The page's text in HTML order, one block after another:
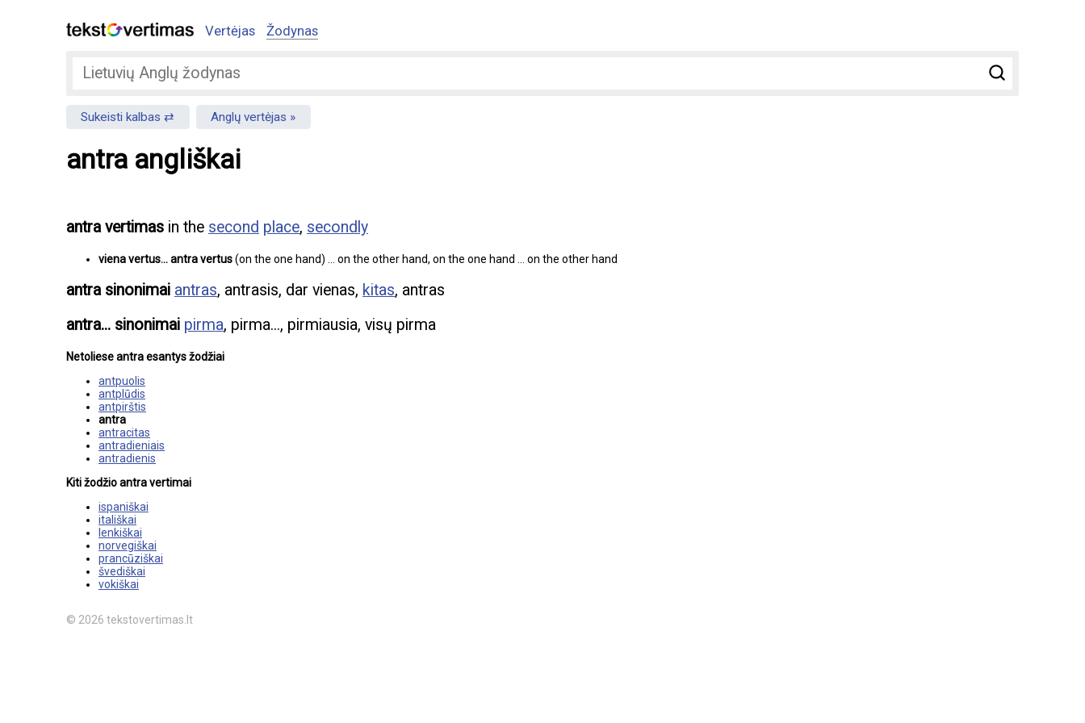
Vertėjas Žodynas
Sukeisti kalbas Anglų vertėjas
antra angliškai
antra vertimas in the second place, secondly
viena vertus... antra vertus(on the one hand) … on the other hand, on the one hand ... on the other hand
antra sinonimai antras, antrasis, dar vienas, kitas, antras
antra... sinonimai pirma, pirma..., pirmiausia, visų pirma
Netoliese antra esantys žodžiai
antpuolis
antplūdis
antpirštis
antra
antracitas
antradieniais
antradienis
Kiti žodžio antra vertimai
ispaniškai
itališkai
lenkiškai
norvegiškai
prancūziškai
švediškai
vokiškai
© 2026 tekstovertimas.lt